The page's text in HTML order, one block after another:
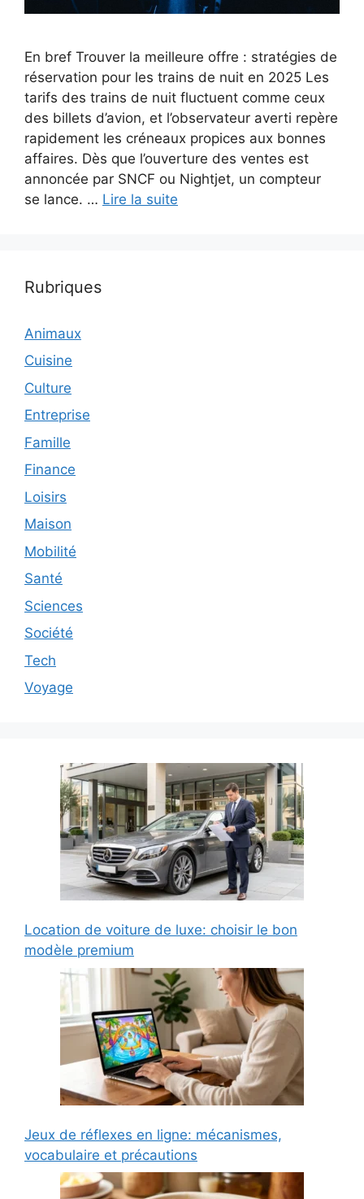
En bref Trouver la meilleure offre : stratégies de
réservation pour les trains de nuit en 2025 Les
tarifs des trains de nuit fluctuent comme ceux
des billets d’avion, et l’observateur averti repère
rapidement les créneaux propices aux bonnes
affaires. Dès que l’ouverture des ventes est
annoncée par SNCF ou Nightjet, un compteur
se lance. … Lire la suite
Rubriques
Animaux
Cuisine
Culture
Entreprise
Famille
Finance
Loisirs
Maison
Mobilité
Santé
Sciences
Société
Tech
Voyage
Location de voiture de luxe: choisir le bon
modèle premium
Jeux de réflexes en ligne: mécanismes,
vocabulaire et précautions